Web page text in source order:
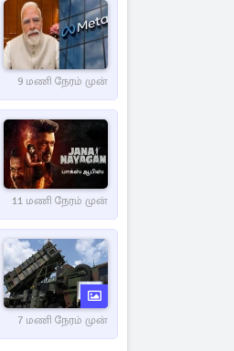
9 மணி நேரம் முன்
11 மணி நேரம் முன்
7 மணி நேரம் முன்